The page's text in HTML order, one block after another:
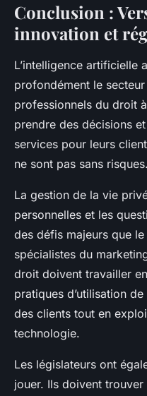
Conclusion :
innovation et
L’intelligence artificielle
profondément le
professionnels du droit
prendre des décisions
services pour leurs
ne sont pas sans risques.
La gestion de la vie
personnelles et les
des défis majeurs que
spécialistes du
droit doivent travailler
pratiques d’utilisation
des clients tout en
technologie.
Les législateurs ont
jouer. Ils doivent